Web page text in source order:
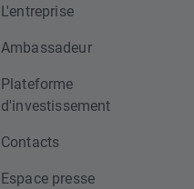
L'entreprise
Ambassadeur
Plateforme
d'investissement
Contacts
Espace presse